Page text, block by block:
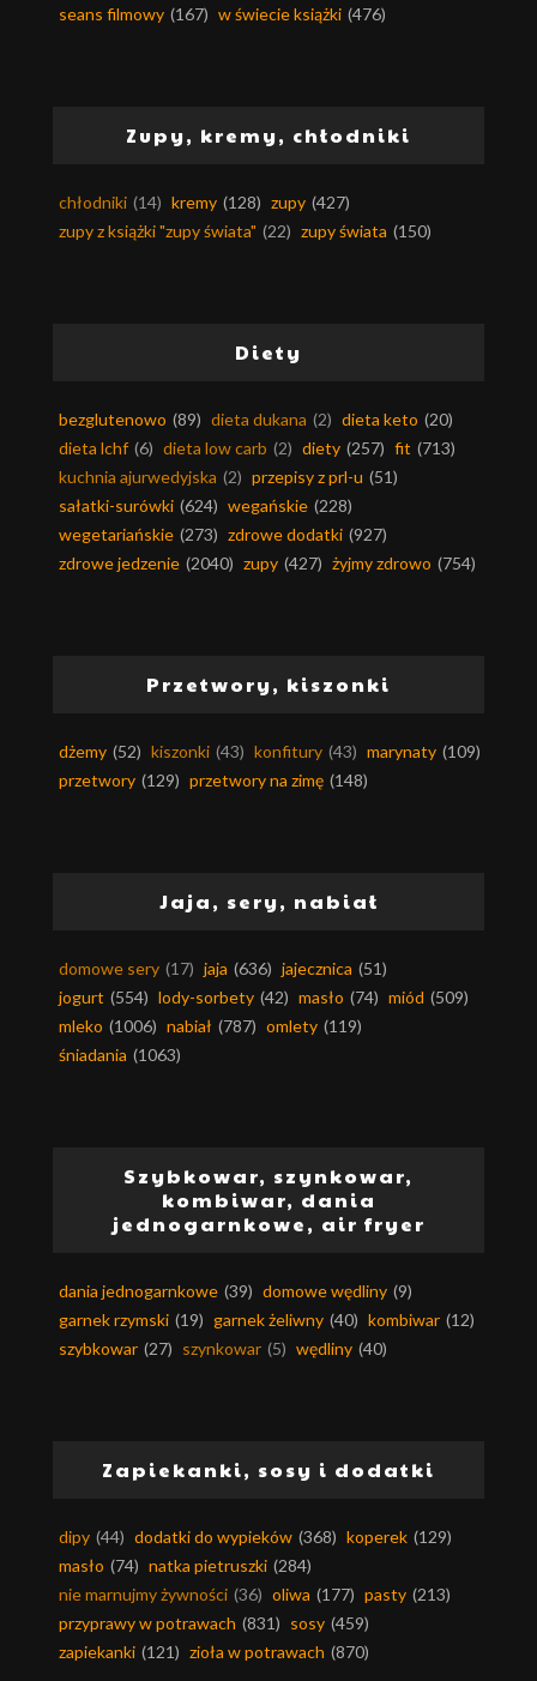
seans filmowy (167) w świecie książki (476)
Zupy, kremy, chłodniki
chłodniki (14) kremy (128) zupy (427)
zupy z książki "zupy świata" (22) zupy świata (150)
Diety
bezglutenowo (89) dieta dukana (2) dieta keto (20)
dieta lchf (6) dieta low carb (2) diety (257) fit (713)
kuchnia ajurwedyjska (2) przepisy z prl-u (51)
sałatki-surówki (624) wegańskie (228)
wegetariańskie (273) zdrowe dodatki (927)
zdrowe jedzenie (2040) zupy (427) żyjmy zdrowo (754)
Przetwory, kiszonki
dżemy (52) kiszonki (43) konfitury (43) marynaty (109)
przetwory (129) przetwory na zimę (148)
Jaja, sery, nabiał
domowe sery (17) jaja (636) jajecznica (51)
jogurt (554) lody-sorbety (42) masło (74) miód (509)
mleko (1006) nabiał (787) omlety (119)
śniadania (1063)
Szybkowar, szynkowar,
kombiwar, dania
jednogarnkowe, air fryer
dania jednogarnkowe (39) domowe wędliny (9)
garnek rzymski (19) garnek żeliwny (40) kombiwar (12)
szybkowar (27) szynkowar (5) wędliny (40)
Zapiekanki, sosy i dodatki
dipy (44) dodatki do wypieków (368) koperek (129)
masło (74) natka pietruszki (284)
nie marnujmy żywności (36) oliwa (177) pasty (213)
przyprawy w potrawach (831) sosy (459)
zapiekanki (121) zioła w potrawach (870)